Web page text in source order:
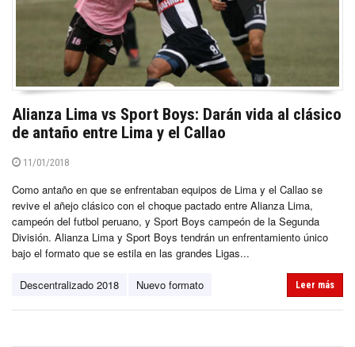
Alianza Lima vs Sport Boys: Darán vida al clásico
de antaño entre Lima y el Callao
11/01/2018
Como antaño en que se enfrentaban equipos de Lima y el Callao se
revive el añejo clásico con el choque pactado entre Alianza Lima,
campeón del futbol peruano, y Sport Boys campeón de la Segunda
División. Alianza Lima y Sport Boys tendrán un enfrentamiento único
bajo el formato que se estila en las grandes Ligas...
Descentralizado 2018 Nuevo formato Leer más